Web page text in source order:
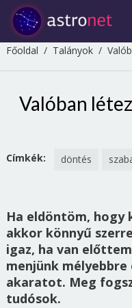
Főoldal / Talányok/
Valóban
Címkék: döntés
Ha eldöntöm, hogy
akkor könnyű
igaz, ha van
menjünk mélyebbre
akaratot. Meg
tudósok.